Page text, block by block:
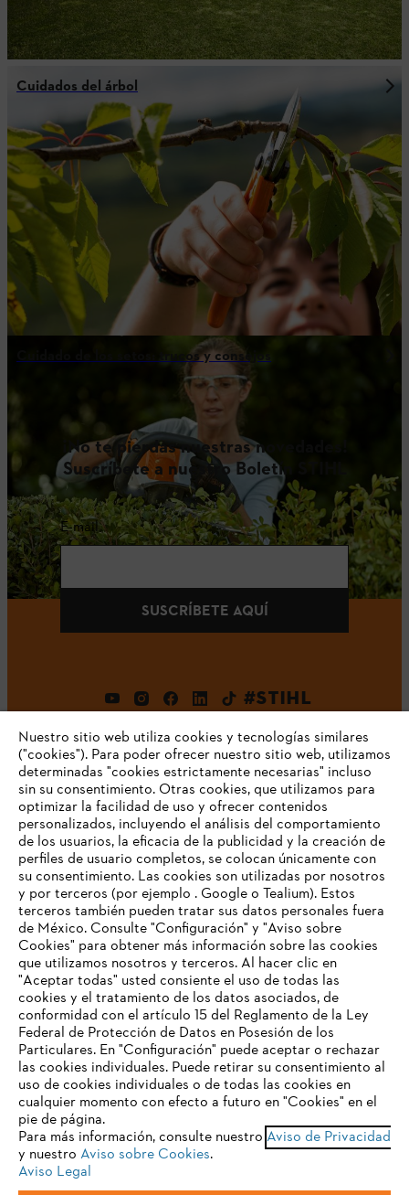
Cuidados del árbol
Cuidado de los setos: trucos y consejos
¡No te pierdas nuestras novedades!
Suscríbete a nuestro Boletín STIHL
E-mail
SUSCRÍBETE AQUÍ
#STIHL
Empresa
Preguntas frecuentes
Contacto
Aviso de privacidad
Aviso de privacidad sobre cookies Información legal
TU NAVEGADOR NO ES
COMPATIBLE
El navegador que estás utilizando no es compatible con
nuestra página web. Para que puedas disfrutar de nuestro
contenido, utiliza uno de los siguientes navegadores:
firefox chrome
Nuestro sitio web utiliza cookies y tecnologías similares
("cookies"). Para poder ofrecer nuestro sitio web, utilizamos
determinadas "cookies estrictamente necesarias" incluso
sin su consentimiento. Otras cookies, que utilizamos para
optimizar la facilidad de uso y ofrecer contenidos
personalizados, incluyendo el análisis del comportamiento
de los usuarios, la eficacia de la publicidad y la creación de
perfiles de usuario completos, se colocan únicamente con
su consentimiento. Las cookies son utilizadas por nosotros
y por terceros (por ejemplo . Google o Tealium). Estos
terceros también pueden tratar sus datos personales fuera
de México. Consulte "Configuración" y "Aviso sobre
Cookies" para obtener más información sobre las cookies
que utilizamos nosotros y terceros. Al hacer clic en
"Aceptar todas" usted consiente el uso de todas las
cookies y el tratamiento de los datos asociados, de
conformidad con el artículo 15 del Reglamento de la Ley
Federal de Protección de Datos en Posesión de los
Particulares. En "Configuración" puede aceptar o rechazar
las cookies individuales. Puede retirar su consentimiento al
uso de cookies individuales o de todas las cookies en
cualquier momento con efecto a futuro en "Cookies" en el
pie de página.
Para más información, consulte nuestro Aviso de Privacidad
y nuestro Aviso sobre Cookies.
Aviso Legal